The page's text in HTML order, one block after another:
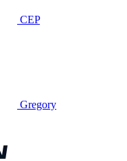
CEP
Gregory